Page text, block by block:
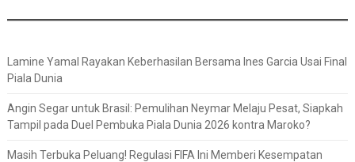
Lamine Yamal Rayakan Keberhasilan Bersama Ines Garcia Usai Final
Piala Dunia
Angin Segar untuk Brasil: Pemulihan Neymar Melaju Pesat, Siapkah
Tampil pada Duel Pembuka Piala Dunia 2026 kontra Maroko?
Masih Terbuka Peluang! Regulasi FIFA Ini Memberi Kesempatan